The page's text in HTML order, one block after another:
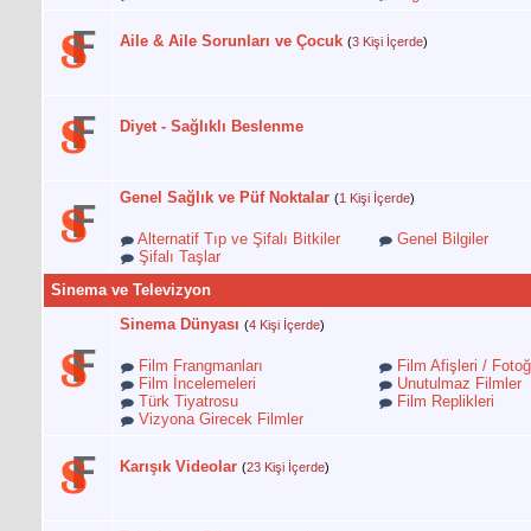
Aile & Aile Sorunları ve Çocuk (3 Kişi İçerde)
Diyet - Sağlıklı Beslenme
Genel Sağlık ve Püf Noktalar (1 Kişi İçerde)
Alternatif Tıp ve Şifalı Bitkiler
Genel Bilgiler
Şifalı Taşlar
Sinema ve Televizyon
Sinema Dünyası (4 Kişi İçerde)
Film Frangmanları
Film Afişleri /
Film İncelemeleri
Unutulmaz Filmler
Türk Tiyatrosu
Film Replikleri
Vizyona Girecek Filmler
Karışık Videolar (23 Kişi İçerde)